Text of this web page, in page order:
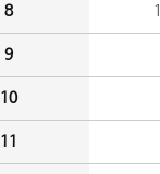
8
9
10
11